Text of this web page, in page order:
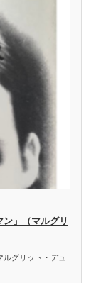
」（マルグリ
グリット・デュ